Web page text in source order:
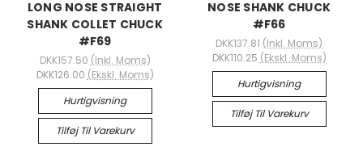
LONG NOSE STRAIGHT
SHANK COLLET CHUCK
#F69
DKK157.50 (Inkl. Moms)
DKK126.00 (Ekskl. Moms)
Hurtigvisning
Tilføj Til Varekurv
NOSE SHANK CHUCK
#F66
DKK137.81 (Inkl. Moms)
DKK110.25 (Ekskl. Moms)
Hurtigvisning
Tilføj Til Varekurv